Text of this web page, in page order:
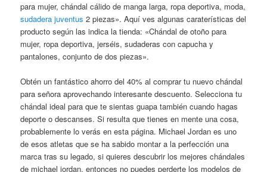
para mujer, chándal cálido de manga larga, ropa deportiva, moda,
sudadera juventus 2 piezas». Aquí ves algunas caraterísticas del
producto según las indica la tienda: «Chándal de otoño para
mujer, ropa deportiva, jerséis, sudaderas con capucha y
pantalones, conjunto de dos piezas».
Obtén un fantástico ahorro del 40% al comprar tu nuevo chándal
para señora aprovechando interesante descuento. Selecciona tu
chándal ideal para que te sientas guapa también cuando hagas
deporte o descanses. Si resulta que tienes en mente una cosa,
probablemente lo verás en esta página. Michael Jordan es uno
de esos atletas que se ha sabido montar a la perfección una
marca tras su legado, si quieres descubrir los mejores chándales
de michael jordan, entonces no puedes perderte los modelos de